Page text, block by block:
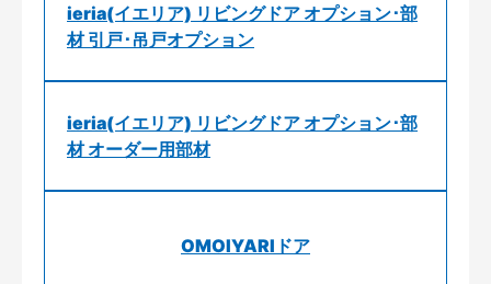
ieria(イエリア) リビングドア オプション･部
材 引戸･吊戸オプション
ieria(イエリア) リビングドア オプション･部
材 オーダー用部材
OMOIYARIドア